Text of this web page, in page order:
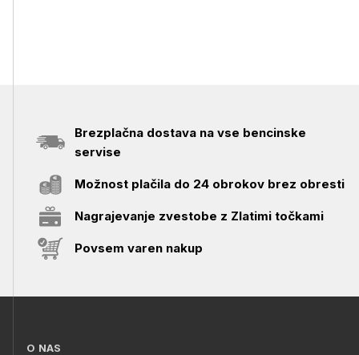
Brezplačna dostava na vse bencinske
servise
Možnost plačila do 24 obrokov brez obresti
Nagrajevanje zvestobe z Zlatimi točkami
Povsem varen nakup
O NAS